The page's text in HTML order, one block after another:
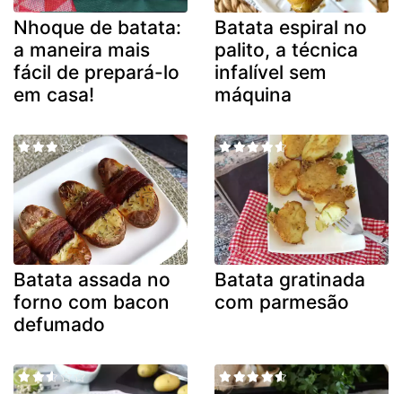
Nhoque de batata:
a maneira mais
fácil de prepará-lo
em casa!
Batata espiral no
palito, a técnica
infalível sem
máquina
Batata assada no
forno com bacon
defumado
Batata gratinada
com parmesão